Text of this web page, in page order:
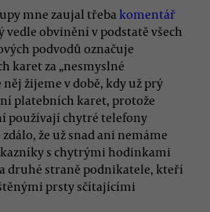
mne zaujal třeba komentář
vedle obvinění v podstatě všech
podvodů označuje
karet za „nesmyslné
žijeme v době, kdy už prý
platebních karet, protože
používají chytré telefony
že už snad ani nemáme
s chytrými hodinkami
druhé straně podnikatele, kteří
prsty sčítajícími